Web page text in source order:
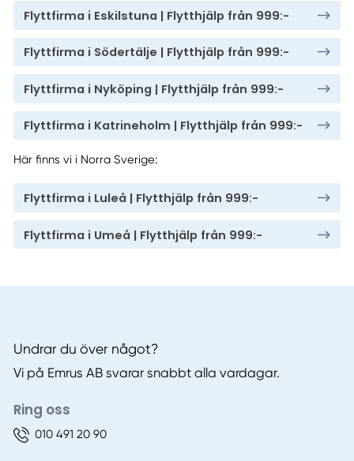
Flyttfirma i Eskilstuna | Flytthjälp från 999:-
Flyttfirma i Södertälje | Flytthjälp från 999:-
Flyttfirma i Nyköping | Flytthjälp från 999:-
Flyttfirma i Katrineholm | Flytthjälp från 999:-
Här finns vi i Norra Sverige:
Flyttfirma i Luleå | Flytthjälp från 999:-
Flyttfirma i Umeå | Flytthjälp från 999:-
Undrar du över något?
Vi på Emrus AB svarar snabbt alla vardagar.
Ring oss
010 491 20 90